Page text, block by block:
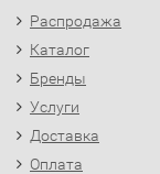
Распродажа
Каталог
Бренды
Услуги
Доставка
Оплата